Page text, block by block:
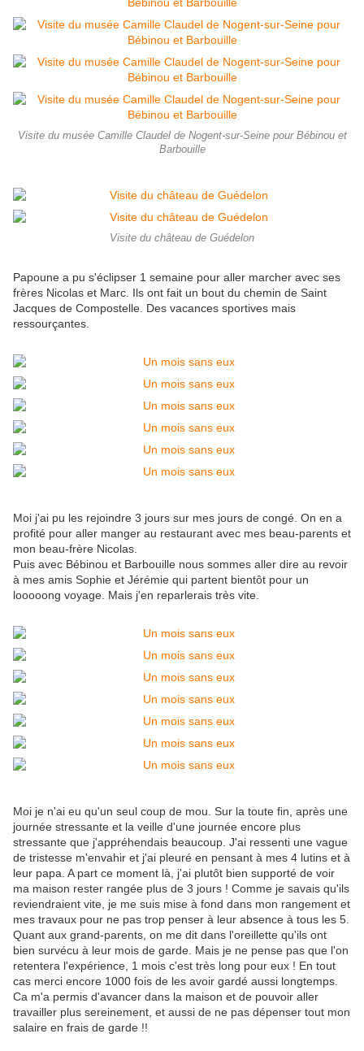
Visite du musée Camille Claudel de Nogent-sur-Seine pour Bébinou et
Barbouille
Visite du château de Guédelon
Papoune a pu s'éclipser 1 semaine pour aller marcher avec ses
frères Nicolas et Marc. Ils ont fait un bout du chemin de Saint
Jacques de Compostelle. Des vacances sportives mais
ressourçantes.
Moi j'ai pu les rejoindre 3 jours sur mes jours de congé. On en a
profité pour aller manger au restaurant avec mes beau-parents et
mon beau-frère Nicolas.
Puis avec Bébinou et Barbouille nous sommes aller dire au revoir
à mes amis Sophie et Jérémie qui partent bientôt pour un
looooong voyage. Mais j'en reparlerais très vite.
Moi je n'ai eu qu'un seul coup de mou. Sur la toute fin, après une
journée stressante et la veille d'une journée encore plus
stressante que j'appréhendais beaucoup. J'ai ressenti une vague
de tristesse m'envahir et j'ai pleuré en pensant à mes 4 lutins et à
leur papa. A part ce moment là, j'ai plutôt bien supporté de voir
ma maison rester rangée plus de 3 jours ! Comme je savais qu'ils
reviendraient vite, je me suis mise à fond dans mon rangement et
mes travaux pour ne pas trop penser à leur absence à tous les 5.
Quant aux grand-parents, on me dit dans l'oreillette qu'ils ont
bien survécu à leur mois de garde. Mais je ne pense pas que l'on
retentera l'expérience, 1 mois c'est très long pour eux ! En tout
cas merci encore 1000 fois de les avoir gardé aussi longtemps.
Ca m'a permis d'avancer dans la maison et de pouvoir aller
travailler plus sereinement, et aussi de ne pas dépenser tout mon
salaire en frais de garde !!